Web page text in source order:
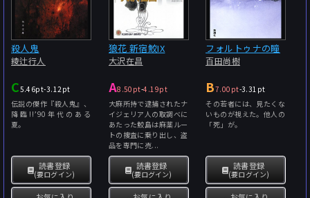
殺人鬼
綾辻行人
C5.46pt-3.12pt
伝説の傑作『殺人鬼』、
降臨!!’90年代のある
夏。
読書登録
(要ログイン)
狼花 新宿鮫IX
大沢在昌
A8.50pt-4.19pt
大麻所持で逮捕されたナ
イジェリア人の取調べに
あたった鮫島は麻薬ルー
トの捜査に乗り出し、盗
品を専門に売...
読書登録
(要ログイン)
フォルトゥナの瞳
百田尚樹
B7.00pt-3.31pt
その若者には、見たくな
いものが視えた。他人の
「死」が。
読書登録
(要ログイン)